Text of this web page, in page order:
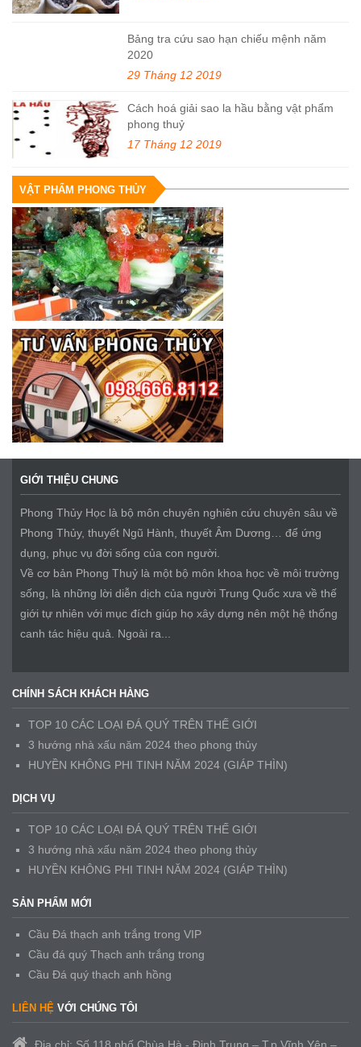
Bảng tra cứu sao hạn chiếu mệnh năm
2020
29 Tháng 12 2019
Cách hoá giải sao la hầu bằng vật phẩm
phong thuỷ
17 Tháng 12 2019
VẬT PHẨM PHONG THỦY
GIỚI THIỆU CHUNG
Phong Thủy Học là bộ môn chuyên nghiên cứu chuyên sâu về
Phong Thủy, thuyết Ngũ Hành, thuyết Âm Dương… để ứng
dụng, phục vụ đời sống của con người.
Về cơ bản Phong Thuỷ là một bộ môn khoa học về môi trường
sống, là những lời diễn dịch của người Trung Quốc xưa về thế
giới tự nhiên với mục đích giúp họ xây dựng nên một hệ thống
canh tác hiệu quả. Ngoài ra...
CHÍNH SÁCH KHÁCH HÀNG
TOP 10 CÁC LOẠI ĐÁ QUÝ TRÊN THẾ GIỚI
3 hướng nhà xấu năm 2024 theo phong thủy
HUYỀN KHÔNG PHI TINH NĂM 2024 (GIÁP THÌN)
DỊCH VỤ
TOP 10 CÁC LOẠI ĐÁ QUÝ TRÊN THẾ GIỚI
3 hướng nhà xấu năm 2024 theo phong thủy
HUYỀN KHÔNG PHI TINH NĂM 2024 (GIÁP THÌN)
SẢN PHẨM MỚI
Cầu Đá thạch anh trắng trong VIP
Cầu đá quý Thạch anh trắng trong
Cầu Đá quý thạch anh hồng
LIÊN HỆ VỚI CHÚNG TÔI